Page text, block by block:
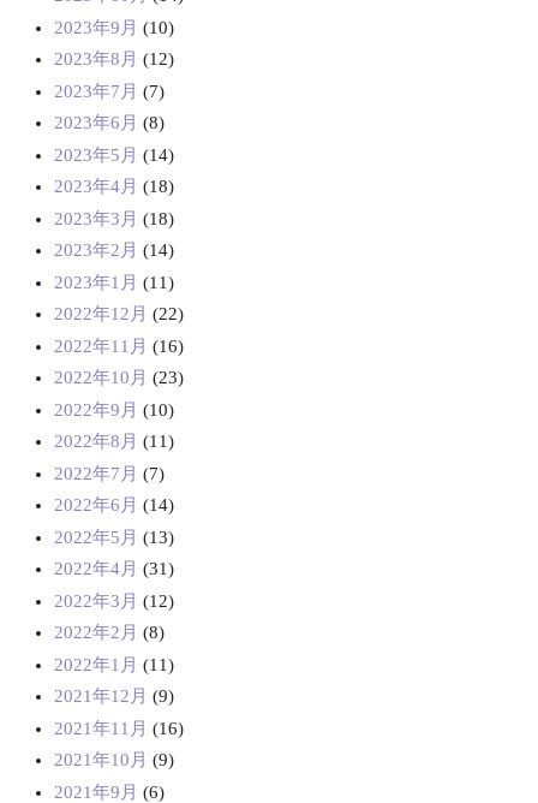
2023年9月 (10)
2023年8月 (12)
2023年7月 (7)
2023年6月 (8)
2023年5月 (14)
2023年4月 (18)
2023年3月 (18)
2023年2月 (14)
2023年1月 (11)
2022年12月 (22)
2022年11月 (16)
2022年10月 (23)
2022年9月 (10)
2022年8月 (11)
2022年7月 (7)
2022年6月 (14)
2022年5月 (13)
2022年4月 (31)
2022年3月 (12)
2022年2月 (8)
2022年1月 (11)
2021年12月 (9)
2021年11月 (16)
2021年10月 (9)
2021年9月 (6)